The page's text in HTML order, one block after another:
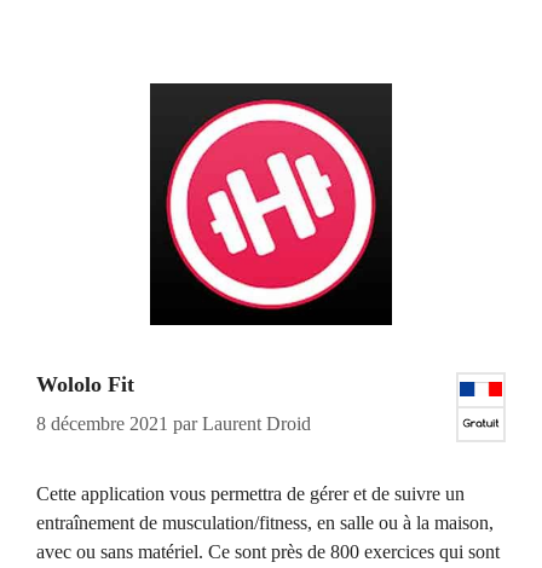
Wololo Fit
8 décembre 2021 parLaurent Droid
Cette application vous permettra de gérer et de suivre un
entraînement de musculation/fitness, en salle ou à la maison,
avec ou sans matériel. Ce sont près de 800 exercices qui sont